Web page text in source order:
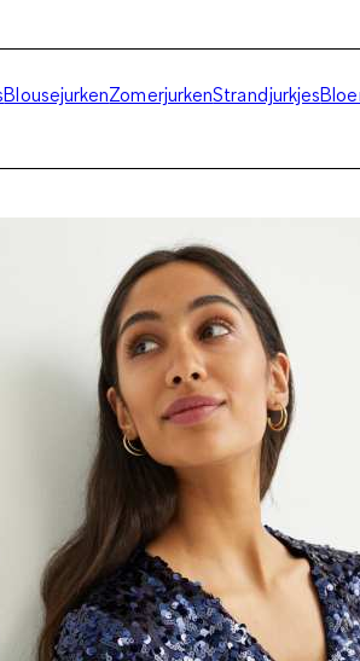
BlousejurkenZomerjurkenStrandjurkjes